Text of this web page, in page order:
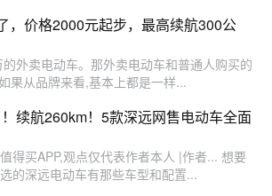
，价格2000元起步，最高续航300公
外卖电动车。那外卖电动车和普通人购买的
果从品牌来看,基本上都是一样...
续航260km！5款深远网售电动车全面
得买APP,观点仅代表作者本人 |作者... 想要
的深远电动车有那些车型和配置...